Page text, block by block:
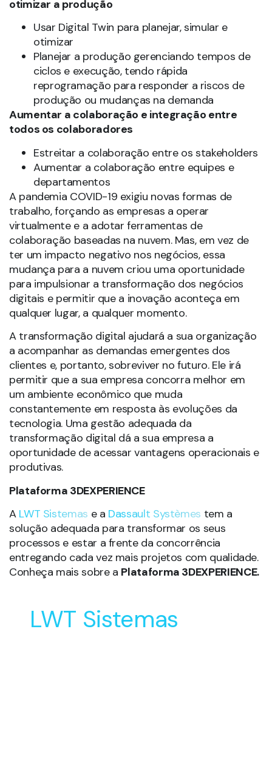
todos os colaboradores
Estreitar a colaboração entre os stakeholders
Aumentar a colaboração entre equipes e
departamentos
A pandemia COVID-19 exigiu novas formas de
trabalho, forçando as empresas a operar
virtualmente e a adotar ferramentas de
colaboração baseadas na nuvem. Mas, em vez de
ter um impacto negativo nos negócios, essa
mudança para a nuvem criou uma oportunidade
para impulsionar a transformação dos negócios
digitais e permitir que a inovação aconteça em
qualquer lugar, a qualquer momento.
A transformação digital ajudará a sua organização
a acompanhar as demandas emergentes dos
clientes e, portanto, sobreviver no futuro. Ele irá
permitir que a sua empresa concorra melhor em
um ambiente econômico que muda
constantemente em resposta às evoluções da
tecnologia. Uma gestão adequada da
transformação digital dá a sua empresa a
oportunidade de acessar vantagens operacionais e
produtivas.
Plataforma 3DEXPERIENCE
ALWT Sistemase aDassault Systèmes
solução adequada para transformar os seus
processos e estar a frente da concorrência
entregando cada vez mais projetos com qualidade.
Conheça mais sobre aPlataforma 3DEXPERIENCE.
LWT Sistemas
Soluções Inovadoras
para o Desenvolvimento
e Manufatura do seu
Produto